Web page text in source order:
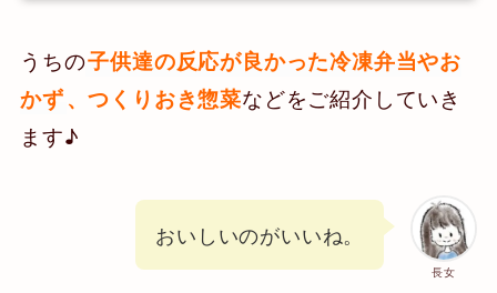
うちの子供達の反応が良かった冷凍弁当やお
かず、つくりおき惣菜などをご紹介していき
ます♪
長女
おいしいのがいいね。